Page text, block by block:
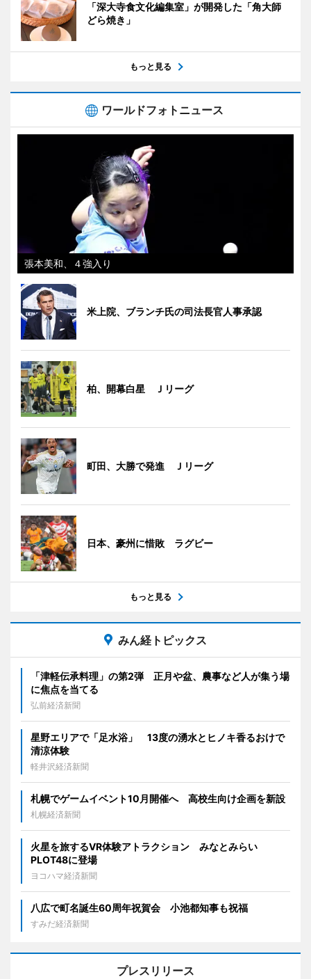
「深大寺食文化編集室」が開発した「角大師
どら焼き」
もっと見る
ワールドフォトニュース
張本美和、４強入り
米上院、ブランチ氏の司法長官人事承認
柏、開幕白星 Ｊリーグ
町田、大勝で発進 Ｊリーグ
日本、豪州に惜敗 ラグビー
もっと見る
みん経トピックス
「津軽伝承料理」の第2弾 正月や盆、農事など人が集う場
に焦点を当てる
弘前経済新聞
星野エリアで「足水浴」 13度の湧水とヒノキ香るおけで
清涼体験
軽井沢経済新聞
札幌でゲームイベント10月開催へ 高校生向け企画を新設
札幌経済新聞
火星を旅するVR体験アトラクション みなとみらい
PLOT48に登場
ヨコハマ経済新聞
八広で町名誕生60周年祝賀会 小池都知事も祝福
すみだ経済新聞
プレスリリース